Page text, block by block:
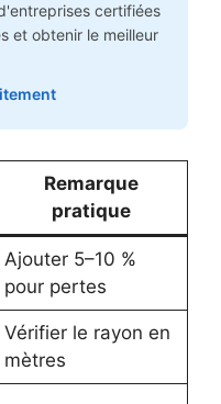
certifiées
et obtenir le meilleur
Remarque
pratique
Ajouter 5–10 %
pour pertes
Vérifier le rayon en
mètres